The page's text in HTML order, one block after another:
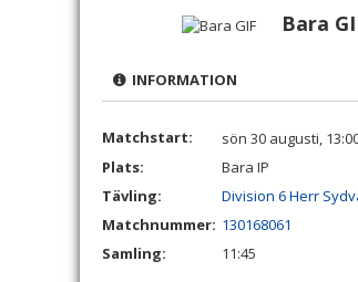
Bara
INFORMATION
Matchstart:
sön 30 augusti,
Plats:
Bara IP
Tävling:
Division 6 Herr
Matchnummer: 130168061
Samling:
11:45